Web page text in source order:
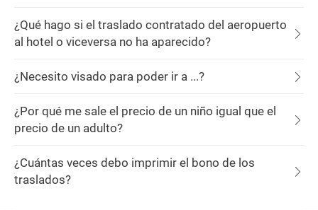
¿Qué hago si el traslado contratado del aeropuerto
al hotel o viceversa no ha aparecido?
¿Necesito visado para poder ir a ...?
¿Por qué me sale el precio de un niño igual que el
precio de un adulto?
¿Cuántas veces debo imprimir el bono de los
traslados?